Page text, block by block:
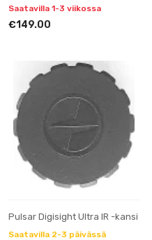
Saatavilla 1-3 viikossa
€149.00
Pulsar Digisight Ultra IR -kansi
Saatavilla 2-3 päivässä